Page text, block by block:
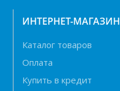
ИНТЕРНЕТ-МАГАЗИН
Каталог товаров
Оплата
Купить в кредит